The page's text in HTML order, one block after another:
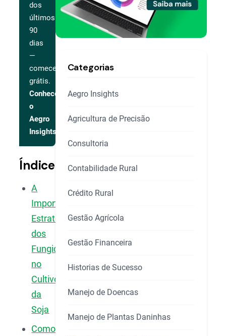
dos
últimos
90
dias
—
comece
grátis.
Conhecer
o
Aegro
Insights
Índice
A
Importância
Estratégica
dos
Fungicidas
no
Cultivo
da
Soja
Como
Categorias
Aegro Insights
Agricultura de Precisão
Consultoria
Contabilidade Rural
Crédito Rural
Gestão Agrícola
Gestão Financeira
Historias de Sucesso
Manejo de Doencas
Manejo de Plantas Daninhas